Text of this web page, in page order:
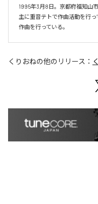
1995年3月8日。京都府福知山市
主に重音テトで作曲活動を行
作曲を行っている。
くりおねの他のリリース：